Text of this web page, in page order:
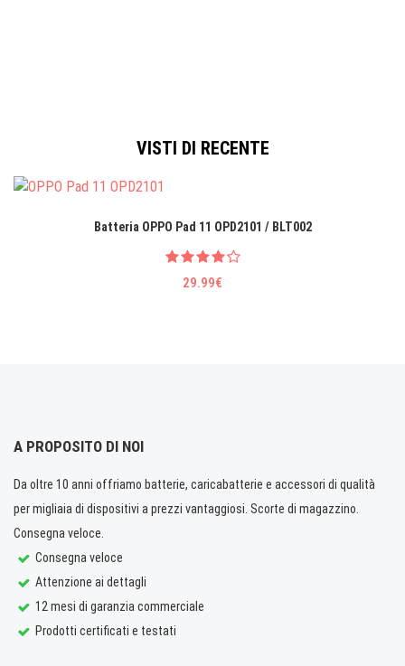
VISTI DI RECENTE
Batteria OPPO Pad 11 OPD2101 / BLT002
29.99€
A PROPOSITO DI NOI
Da oltre 10 anni offriamo batterie, caricabatterie e accessori di qualità
per migliaia di dispositivi a prezzi vantaggiosi. Scorte di magazzino.
Consegna veloce.
Consegna veloce
Attenzione ai dettagli
12 mesi di garanzia commerciale
Prodotti certificati e testati